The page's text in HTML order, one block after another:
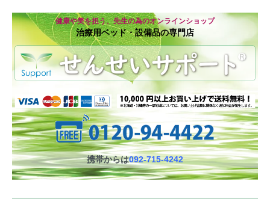
健康や美を担う、先生の為のオンラインショップ
治療用ベッド・設備品の専門店
携帯からは092-715-4242